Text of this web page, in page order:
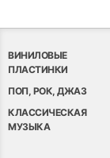
ВИНИЛОВЫЕ
ПЛАСТИНКИ
ПОП, РОК, ДЖАЗ
КЛАССИЧЕСКАЯ
МУЗЫКА